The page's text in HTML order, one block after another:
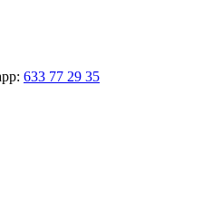
633 77 29 35